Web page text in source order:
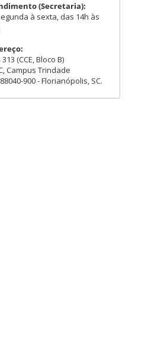
(Secretaria):
à sexta, das 14h às
(CCE, Bloco B)
Campus Trindade
900 - Florianópolis, SC.